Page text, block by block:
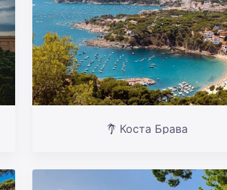
Коста Брава